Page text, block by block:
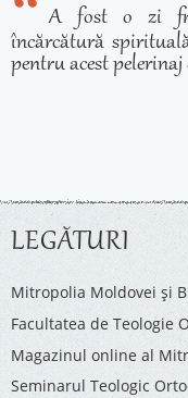
A fost o zi
încărcătură
pentru acest
LEGĂTURI
Mitropolia Moldovei și
Facultatea de Teologie
Magazinul online al
Seminarul Teologic